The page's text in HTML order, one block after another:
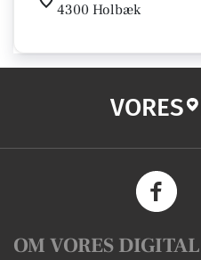
4300 Holbæk
VORES
OM VORES DIGITAL